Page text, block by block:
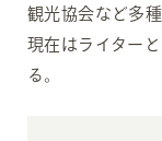
観光協会など多
現在はライター
る。